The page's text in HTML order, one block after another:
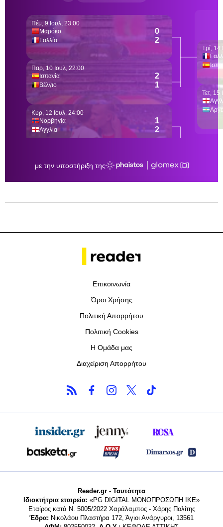
Επικοινωνία
Όροι Χρήσης
Πολιτική Απορρήτου
Πολιτική Cookies
Η Ομάδα μας
Διαχείριση Απορρήτου
Reader.gr - Ταυτότητα
Ιδιοκτήτρια εταιρεία: «PG DIGITAL MONΟΠΡΟΣΩΠΗ ΙΚΕ»
Εταίρος κατά Ν. 5005/2022 Χαράλαμπος - Χάρης Πολίτης
Έδρα: Νικολάου Πλαστήρα 172, Άγιοι Ανάργυροι, 13561